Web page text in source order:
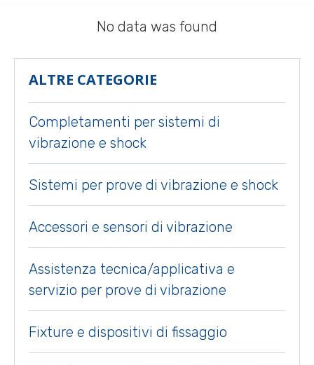
ALTRE CATEGORIE
Completamenti per sistemi di
vibrazione e shock
Sistemi per prove di vibrazione e shock
Accessori e sensori di vibrazione
Assistenza tecnica/applicativa e
servizio per prove di vibrazione
Fixture e dispositivi di fissaggio
No data was found